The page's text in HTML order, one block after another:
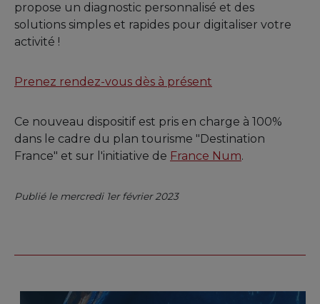
propose un diagnostic personnalisé et des
solutions simples et rapides pour digitaliser votre
activité !
Prenez rendez-vous dès à présent
Ce nouveau dispositif est pris en charge à 100%
dans le cadre du plan tourisme "Destination
France" et sur l'initiative de France Num.
Publié le mercredi 1er février 2023